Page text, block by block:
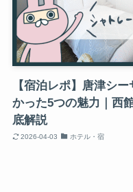
【宿泊レポ】唐津シ
かった5つの魅力｜西
底解説
2026-04-03 ホテル・宿